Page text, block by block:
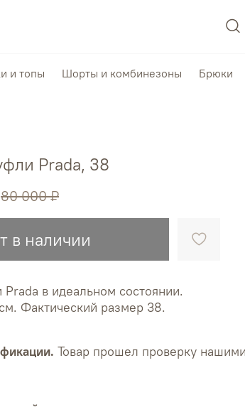
и топы Шорты и комбинезоны Брюки
Prada, 38
80 000 ₽
в наличии
в идеальном состоянии.
Фактический размер 38.
Товар прошел проверку